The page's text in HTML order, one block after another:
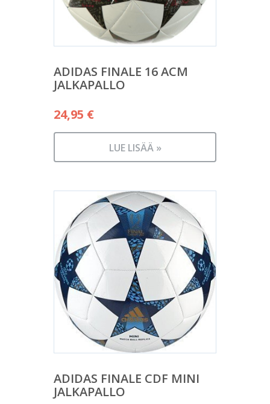
ADIDAS FINALE 16 ACM
JALKAPALLO
24,95 €
LUE LISÄÄ »
ADIDAS FINALE CDF MINI
JALKAPALLO